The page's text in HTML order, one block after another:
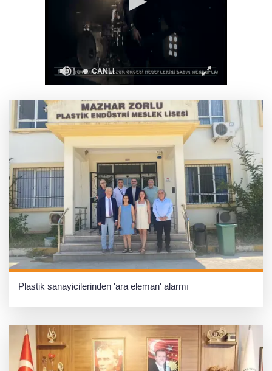
Bursa'da Kıbrıs Gazisi Ali Çağlayan’a anlamlı
ziyaret
KOBİ’ler siber suçluların yeni hedefi
Plastik sanayicilerinden 'ara eleman' alarmı